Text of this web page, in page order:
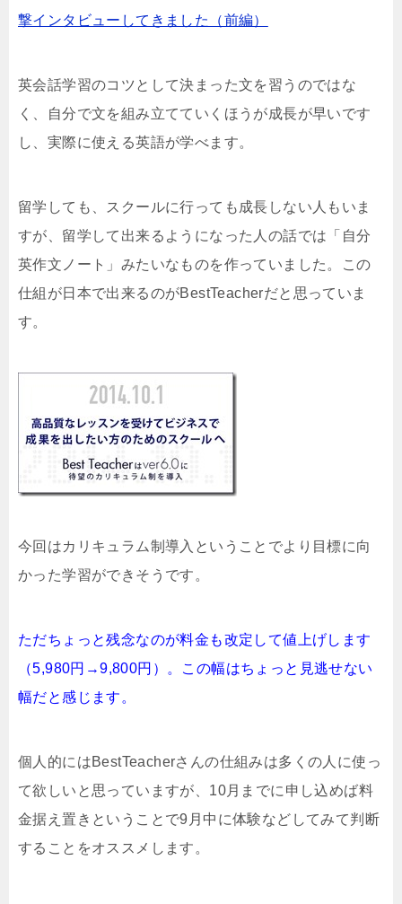
撃インタビューしてきました（前編）
英会話学習のコツとして決まった文を習うのではな
く、自分で文を組み立てていくほうが成長が早いです
し、実際に使える英語が学べます。
留学しても、スクールに行っても成長しない人もいま
すが、留学して出来るようになった人の話では「自分
英作文ノート」みたいなものを作っていました。この
仕組が日本で出来るのがBestTeacherだと思っていま
す。
今回はカリキュラム制導入ということでより目標に向
かった学習ができそうです。
ただちょっと残念なのが料金も改定して値上げします
（5,980円→9,800円）。この幅はちょっと見逃せない
幅だと感じます。
個人的にはBestTeacherさんの仕組みは多くの人に使っ
て欲しいと思っていますが、10月までに申し込めば料
金据え置きということで9月中に体験などしてみて判断
することをオススメします。